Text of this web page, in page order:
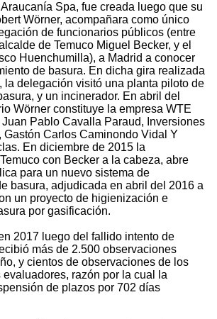
Spa, fue creada luego que su
Wörner, acompañara como único
de funcionarios públicos (entre
de Temuco Miguel Becker, y el
Huenchumilla), a Madrid a conocer
de basura. En dicha gira realizada
la delegación visitó una planta piloto de
y un incinerador. En abril del
Wörner constituye la empresa WTE
Pablo Cavalla Paraud, Inversiones
Gastón Carlos Caminondo Vidal Y
En diciembre de 2015 la
con Becker a la cabeza, abre
para un nuevo sistema de
basura, adjudicada en abril del 2016 a
un proyecto de higienización e
por gasificación.
2017 luego del fallido intento de
más de 2.500 observaciones
y cientos de observaciones de los
razón por la cual la
de plazos por 702 días